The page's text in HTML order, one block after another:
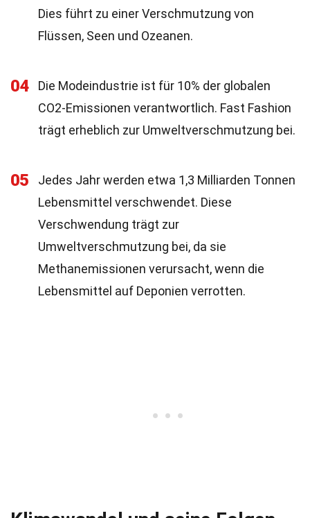
Dies führt zu einer Verschmutzung von
Flüssen, Seen und Ozeanen.
04
Die Modeindustrie ist für 10% der globalen
CO2-Emissionen verantwortlich. Fast Fashion
trägt erheblich zur Umweltverschmutzung bei.
05
Jedes Jahr werden etwa 1,3 Milliarden Tonnen
Lebensmittel verschwendet. Diese
Verschwendung trägt zur
Umweltverschmutzung bei, da sie
Methanemissionen verursacht, wenn die
Lebensmittel auf Deponien verrotten.